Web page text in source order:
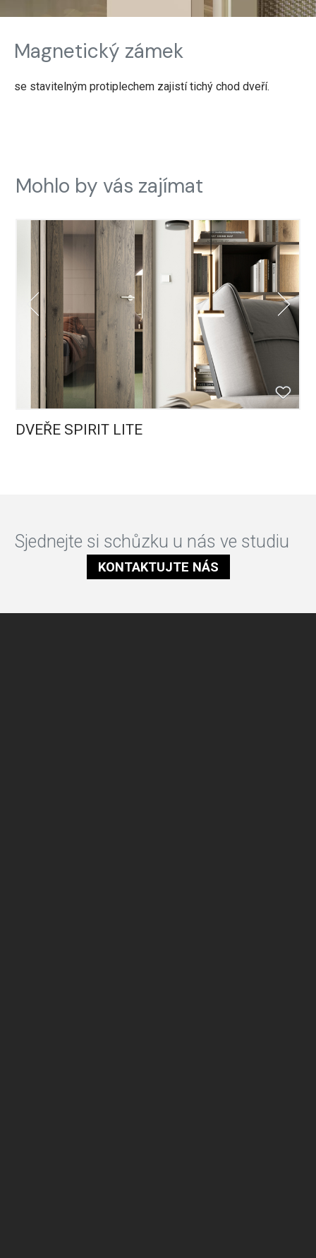
Magnetický zámek
se stavitelným protiplechem zajistí tichý chod dveří.
Mohlo by vás zajímat
DVEŘE SPIRIT LITE
Sjednejte si schůzku u nás ve studiu
KONTAKTUJTE NÁS